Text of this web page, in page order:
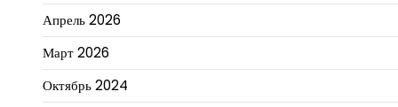
Апрель 2026
Март 2026
Октябрь 2024